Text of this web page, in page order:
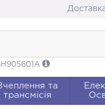
та
трансмісія